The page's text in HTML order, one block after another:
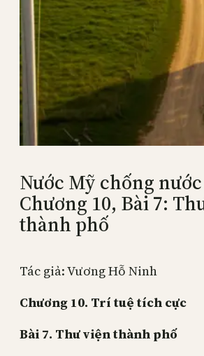
Nước Mỹ chống
Chương 10, Bài 7:
thành phố
Tác giả: Vương Hỗ Ninh
Chương 10. Trí tuệ tích cực
Bài 7. Thư viện thành phố